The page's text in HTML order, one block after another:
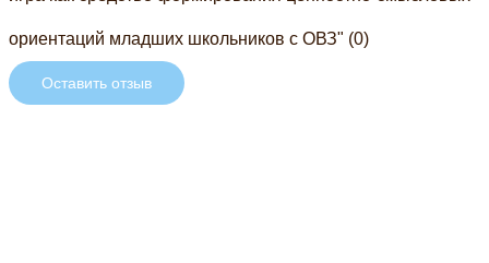
ориентаций младших школьников с ОВЗ" (0)
Оставить отзыв